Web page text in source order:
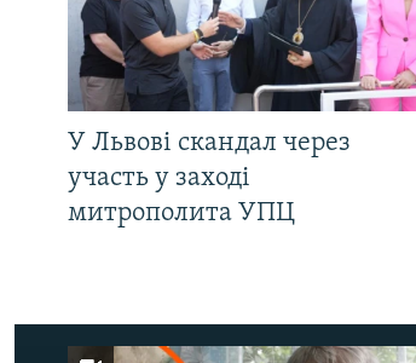
У Львові скандал через
участь у заході
митрополита УПЦ